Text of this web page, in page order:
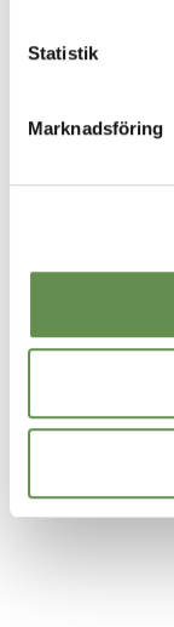
Statistik
Marknadsföring